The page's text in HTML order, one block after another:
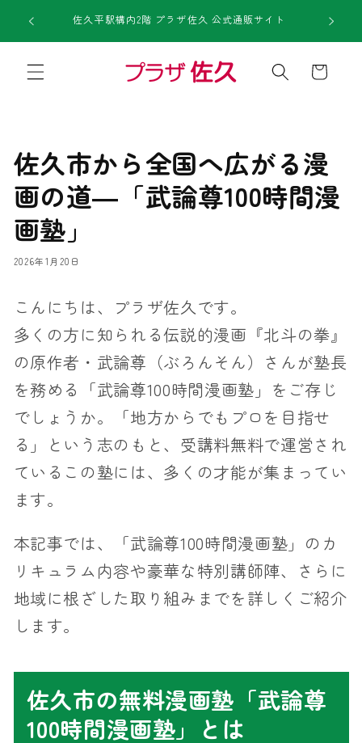
ンツに 佐久平駅構内2階 プラザ佐久 公式通販サイト 1回のご
ー
佐久市から全国へ広がる漫
画の道―「武論尊100時間漫
画塾」
2026年1月20日
こんにちは、プラザ佐久です。
多くの方に知られる伝説的漫画『北斗の拳』
の原作者・武論尊（ぶろんそん）さんが塾長
を務める「武論尊100時間漫画塾」をご存じ
でしょうか。「地方からでもプロを目指せ
る」という志のもと、受講料無料で運営され
ているこの塾には、多くの才能が集まってい
ます。
本記事では、「武論尊100時間漫画塾」のカ
リキュラム内容や豪華な特別講師陣、さらに
地域に根ざした取り組みまでを詳しくご紹介
します。
佐久市の無料漫画塾「武論尊
100時間漫画塾」とは